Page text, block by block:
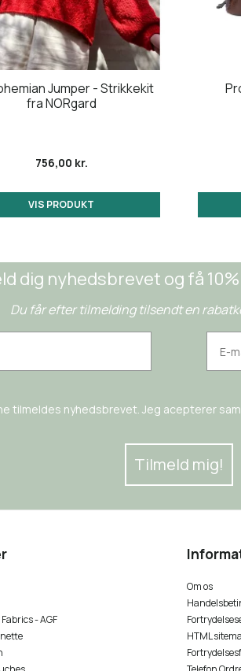
Jumper - Strikkekit
fra NORgard
756,00 kr.
VIS PRODUKT
dig nyhedsbrevet og få
Du får efter tilmelding tilsendt en
tilmeldes nyhedsbrevet. Jeg acepterer
Tilmeld mig!
- AGF
Om os
HTML